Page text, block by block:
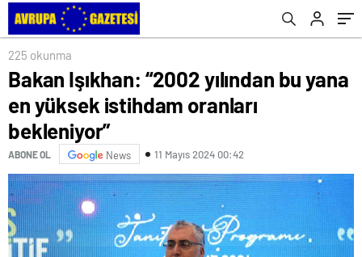
225 okunma
Bakan Işıkhan: “2002 yılından bu yana
en yüksek istihdam oranları
bekleniyor”
ABONE OL News 11 Mayıs 2024 00:42